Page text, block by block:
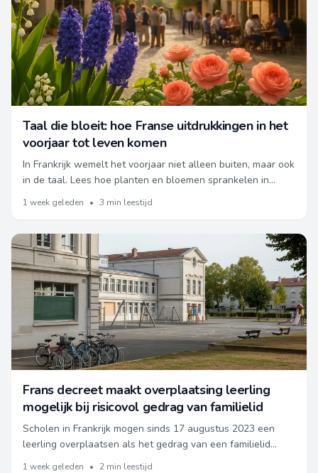
Taal die bloeit: hoe Franse uitdrukkingen in het
voorjaar tot leven komen
In Frankrijk wemelt het voorjaar niet alleen buiten, maar ook
in de taal. Lees hoe planten en bloemen sprankelen in
Franse gesprekken in april en mei.
1 week geleden • 3 min leestijd
Frans decreet maakt overplaatsing leerling
mogelijk bij risicovol gedrag van familielid
Scholen in Frankrijk mogen sinds 17 augustus 2023 een
leerling overplaatsen als het gedrag van een familielid
risico's voor de school vormt.
1 week geleden • 2 min leestijd